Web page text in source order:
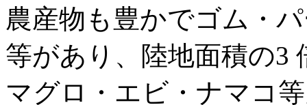
農産物も豊かでゴム・
等があり、陸地面積の3
マグロ・エビ・ナマコ